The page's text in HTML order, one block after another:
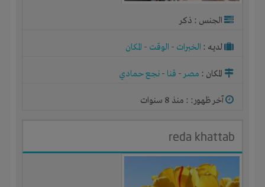
الجنس : ذكر
لديـه : الخبرات - الوقت - المكان
المكان : مصر- قنا - نجع حمادي
آخر ظهور: : منذ 8 سنوات
reda khattab